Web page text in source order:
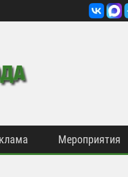
Мероприятия